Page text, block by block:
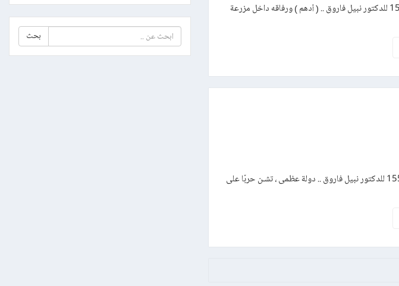
رواية المواجهة – العدد مائة وستة وخمسون من سلسلة رجل المستحيل #156 للدكتور نبيل فاروق .. ( أدهم ) ورفاقه داخل مزرعة
رواية الإرهاب – العدد مائة وخمسة وخمسون من سلسلة رجل المستحيل #155 للدكتور نبيل فاروق .. دولة عظمى ، تشـن حربًا على
بحث